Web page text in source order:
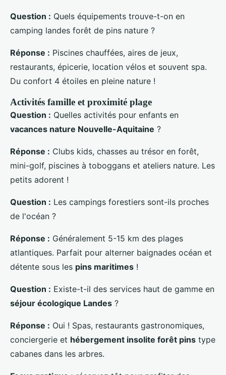
Question : Quels équipements trouve-t-on en
camping landes forêt de pins nature ?
Réponse : Piscines chauffées, aires de jeux,
restaurants, épicerie, location vélos et souvent spa.
Du confort 4 étoiles en pleine nature !
Activités famille et proximité plage
Question : Quelles activités pour enfants en
vacances nature Nouvelle-Aquitaine ?
Réponse : Clubs kids, chasses au trésor en forêt,
mini-golf, piscines à toboggans et ateliers nature. Les
petits adorent !
Question : Les campings forestiers sont-ils proches
de l'océan ?
Réponse : Généralement 5-15 km des plages
atlantiques. Parfait pour alterner baignades océan et
détente sous les pins maritimes !
Question : Existe-t-il des services haut de gamme en
séjour écologique Landes ?
Réponse : Oui ! Spas, restaurants gastronomiques,
conciergerie et hébergement insolite forêt pins type
cabanes dans les arbres.